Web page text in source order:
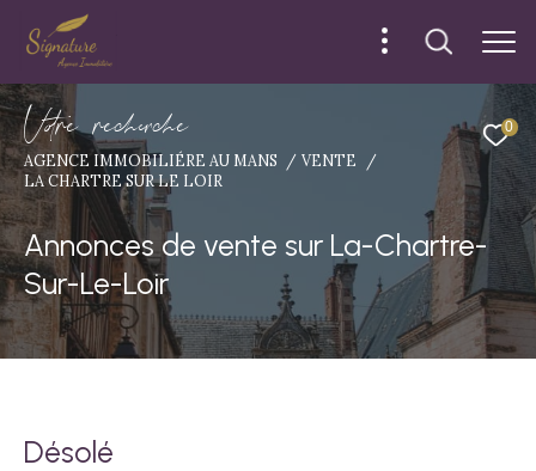
0
Vore recece
AGENCE IMMOBILIÉRE AU MANS
VENTE
LA CHARTRE SUR LE LOIR
Annonces de vente sur La-Chartre-
Sur-Le-Loir
Désolé